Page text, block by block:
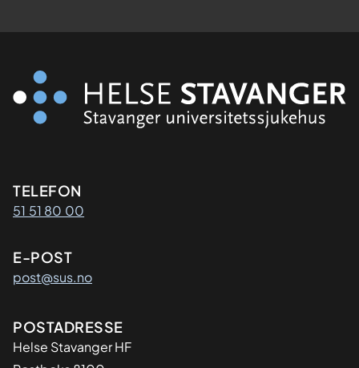
Kontaktinformasjon
TELEFON
51 51 80 00
E-POST
post@sus.no
Adresse
POSTADRESSE
Helse Stavanger HF